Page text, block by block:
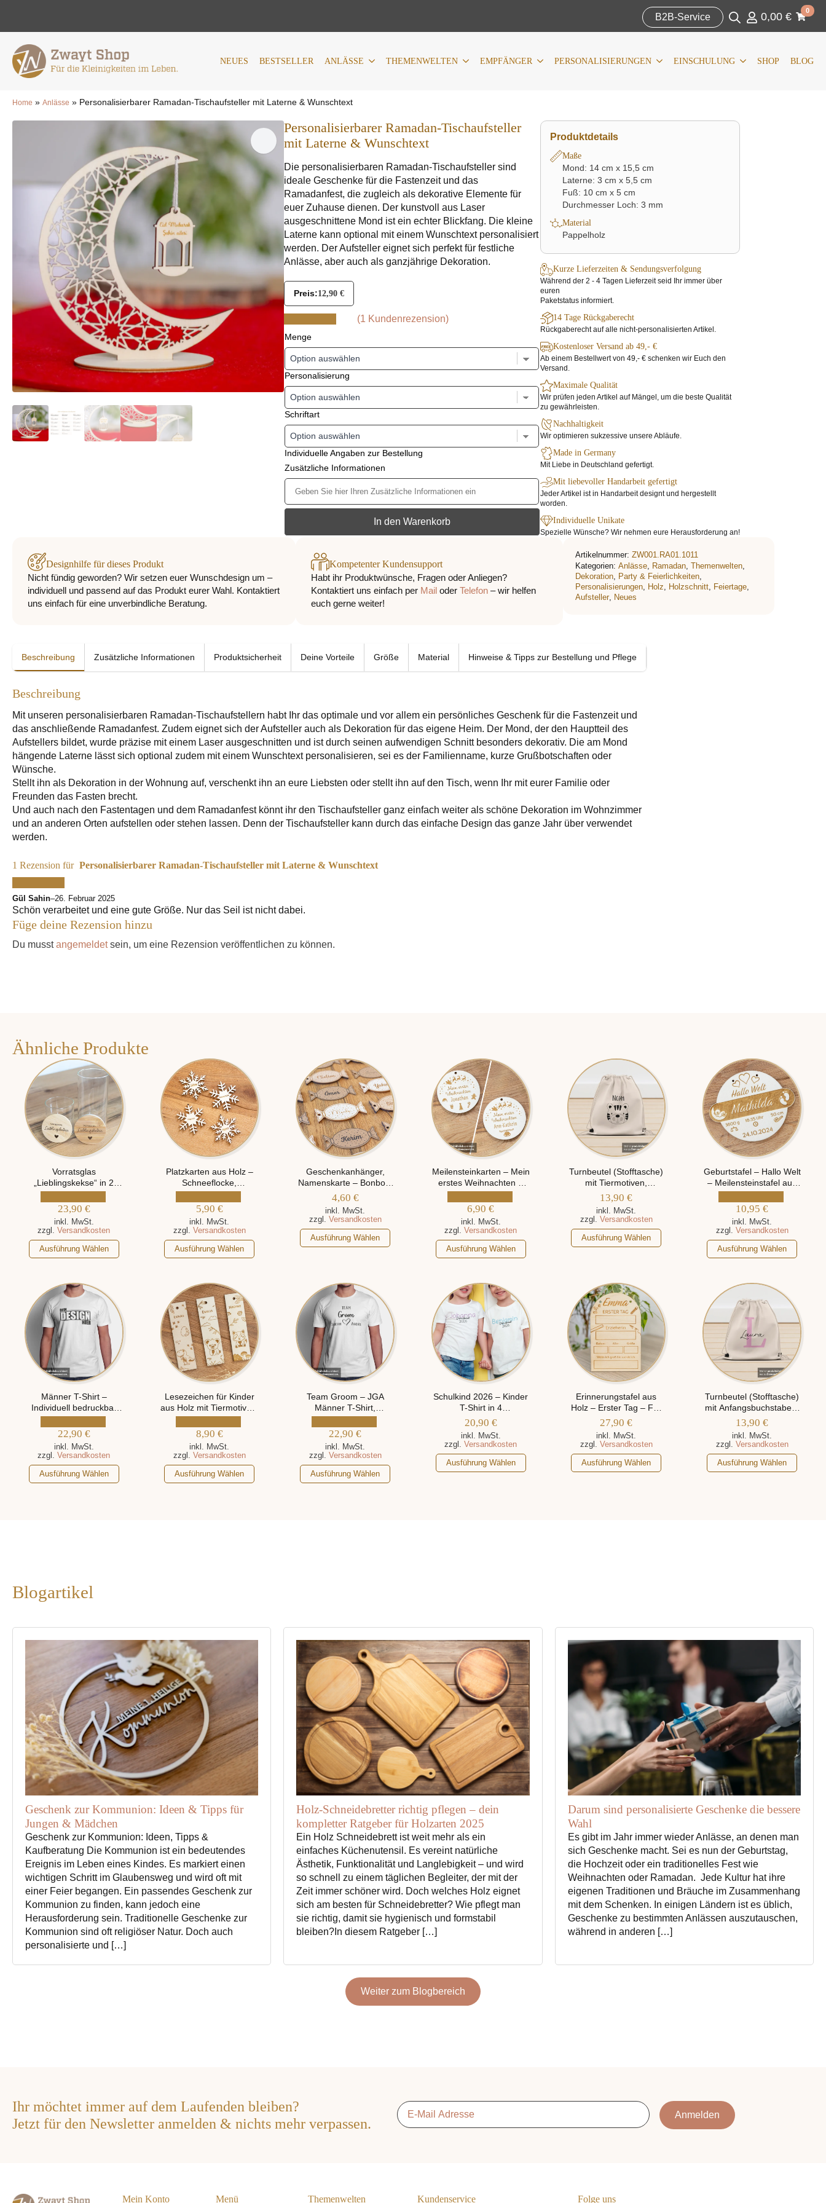
B2B-Service
Search
0,00 € 0
NEUES BESTSELLER ANLÄSSE THEMENWELTEN EMPFÄNGER PERSONALISIERUNGEN EINSCHULUNG SHOP BLOG
for:
KOMMUNION/KONFIRMATION SHOP BLOG
Home » Anlässe » Personalisierbarer Ramadan-Tischaufsteller mit Laterne & Wunschtext
Personalisierbarer Ramadan-Tischaufsteller
mit Laterne & Wunschtext
Die personalisierbaren Ramadan-Tischaufsteller sind
ideale Geschenke für die Fastenzeit und das
Ramadanfest, die zugleich als dekorative Elemente für
euer Zuhause dienen. Der kunstvoll aus Laser
ausgeschnittene Mond ist ein echter Blickfang. Die kleine
Laterne kann optional mit einem Wunschtext personalisiert
werden. Der Aufsteller eignet sich perfekt für festliche
Anlässe, aber auch als ganzjährige Dekoration.
Preis:12,90€
(1 Kundenrezension)
Menge
Personalisierung
Schriftart
Individuelle Angaben zur Bestellung
Zusätzliche Informationen
In den Warenkorb
Produktdetails
Maße
Mond: 14 cm x 15,5 cm
Laterne: 3 cm x 5,5 cm
Fuß: 10 cm x 5 cm
Durchmesser Loch: 3 mm
Material
Pappelholz
Kurze Lieferzeiten & Sendungsverfolgung
Während der 2 - 4 Tagen Lieferzeit seid Ihr immer über
euren
Paketstatus informiert.
14 Tage Rückgaberecht
Rückgaberecht auf alle nicht-personalisierten Artikel.
Kostenloser Versand ab 49,- €
Ab einem Bestellwert von 49,- € schenken wir Euch den
Versand.
Maximale Qualität
Wir prüfen jeden Artikel auf Mängel, um die beste Qualität
zu gewährleisten.
Nachhaltigkeit
Wir optimieren sukzessive unsere Abläufe.
Made in Germany
Mit Liebe in Deutschland gefertigt.
Mit liebevoller Handarbeit gefertigt
Jeder Artikel ist in Handarbeit designt und hergestellt
worden.
Individuelle Unikate
Spezielle Wünsche? Wir nehmen eure Herausforderung an!
Designhilfe für dieses Produkt
Nicht fündig geworden? Wir setzen euer Wunschdesign um –
individuell und passend auf das Produkt eurer Wahl. Kontaktiert
uns einfach für eine unverbindliche Beratung.
Kompetenter Kundensupport
Habt ihr Produktwünsche, Fragen oder Anliegen?
Kontaktiert uns einfach per Mail oderTelefon – wir helfen
euch gerne weiter!
Artikelnummer:ZW001.RA01.1011
Kategorien:Anlässe Ramadan ,Themenwelten
Dekoration Party & Feierlichkeiten
Personalisierungen Holz Holzschnitt Feiertage
Aufsteller Neues
Beschreibung Zusätzliche Informationen Produktsicherheit Deine Vorteile Größe Material Hinweise & Tipps zur Bestellung und Pflege
Beschreibung
Mit unseren personalisierbaren Ramadan-Tischaufstellern habt Ihr das optimale und vor allem ein persönliches Geschenk für die Fastenzeit und
das anschließende Ramadanfest. Zudem eignet sich der Aufsteller auch als Dekoration für das eigene Heim. Der Mond, der den Hauptteil des
Aufstellers bildet, wurde präzise mit einem Laser ausgeschnitten und ist durch seinen aufwendigen Schnitt besonders dekorativ. Die am Mond
hängende Laterne lässt sich optional zudem mit einem Wunschtext personalisieren, sei es der Familienname, kurze Grußbotschaften oder
Wünsche.
Stellt ihn als Dekoration in der Wohnung auf, verschenkt ihn an eure Liebsten oder stellt ihn auf den Tisch, wenn Ihr mit eurer Familie oder
Freunden das Fasten brecht.
Und auch nach den Fastentagen und dem Ramadanfest könnt ihr den Tischaufsteller ganz einfach weiter als schöne Dekoration im Wohnzimmer
und an anderen Orten aufstellen oder stehen lassen. Denn der Tischaufsteller kann durch das einfache Design das ganze Jahr über verwendet
werden.
1 Rezension für Personalisierbarer Ramadan-Tischaufsteller mit Laterne & Wunschtext
Gül Sahin–26. Februar 2025
Schön verarbeitet und eine gute Größe. Nur das Seil ist nicht dabei.
Füge deine Rezension hinzu
Du musstangemeldetsein, um eine Rezension veröffentlichen zu können.
Ähnliche Produkte
Vorratsglas
„Lieblingskekse“ in 2
verschiedenen Größen,
personalisiert mit Namen
23,90 €
inkl. MwSt.
zzgl.Versandkosten
Ausführung Wählen
Dieses
Produkt
mehrere
Varianten
auf.
Die
Optionen
können
auf
Produktseite
gewählt
Platzkarten aus Holz –
Schneeflocke,
personalisiert mit Namen
5,90 €
inkl. MwSt.
zzgl. Versandkosten
Ausführung Wählen
Dieses
Produkt
mehrere
Varianten
auf.
Die
Optionen
können
auf
Produktseite
gewählt
Geschenkanhänger,
Namenskarte – Bonbon,
Personalisiert Mit Namen
4,60 €
inkl. MwSt.
zzgl. Versandkosten
Ausführung Wählen
Dieses
Produkt
Varianten
auf.
Die
Optionen
können
auf
der
Produktseite
gewählt
werden
Meilensteinkarten – Mein
erstes Weihnachten –
mit 2 verschiedenen
Motiven, personalisiert
mit Namen
6,90€
inkl. MwSt.
zzgl.Versandkosten
Ausführung Wählen
Dieses
Produkt
mehrere
Varianten
auf.
Die
Optionen
können
auf
Produktseite
gewählt
werden
Turnbeutel (Stofftasche)
mit Tiermotiven,
personalisiert mit Namen
13,90€
inkl. MwSt.
zzgl. Versandkosten
Ausführung Wählen
Dieses
Produkt
Varianten
auf.
Die
Optionen
können
auf
der
Produktseite
gewählt
werden
Geburtstafel – Hallo Welt
– Meilensteinstafel aus
Holz, personalisiert mit
Namen und
Geburtsdaten
10,95€
inkl. MwSt.
zzgl. Versandkosten
Ausführung Wählen
Dieses
Produkt
mehrere
Varianten
auf.
Die
Optionen
können
auf
Produktseite
gewählt
werden
Männer T-Shirt –
Individuell bedruckbar
mit eigenem Motiv
22,90 €
inkl. MwSt.
zzgl.Versandkosten
Ausführung Wählen
Dieses
Produkt
auf
Lesezeichen für Kinder
aus Holz mit Tiermotiven,
personalisiert mit Name
8,90 €
inkl. MwSt.
zzgl. Versandkosten
Ausführung Wählen
Dieses
Produkt
werden
Team Groom – JGA
Männer T-Shirt,
personalisiert mit Namen
des Hochzeitspaars
22,90€
inkl. MwSt.
zzgl. Versandkosten
Ausführung Wählen
Dieses
Produkt
werden
Schulkind 2026 – Kinder
T-Shirt in 4
verschiedenen Farben,
personalisiert mit Namen
20,90 €
inkl. MwSt.
zzgl.Versandkosten
Ausführung Wählen
Dieses
Produkt
Erinnerungstafel aus
Holz – Erster Tag – Für
Schule und
Kindergarten,
personalisiert mit Namen
27,90€
inkl. MwSt.
zzgl. Versandkosten
Ausführung Wählen
Dieses
Produkt
Turnbeutel (Stofftasche)
mit Anfangsbuchstaben,
personalisiert mit Namen
13,90€
inkl. MwSt.
zzgl. Versandkosten
Ausführung Wählen
Dieses
Produkt
Blogartikel
Geschenk zur Kommunion: Ideen & Tipps für
Jungen & Mädchen
Geschenk zur Kommunion: Ideen, Tipps &
Kaufberatung Die Kommunion ist ein bedeutendes
Ereignis im Leben eines Kindes. Es markiert einen
wichtigen Schritt im Glaubensweg und wird oft mit
einer Feier begangen. Ein passendes Geschenk zur
Kommunion zu finden, kann jedoch eine
Herausforderung sein. Traditionelle Geschenke zur
Kommunion sind oft religiöser Natur. Doch auch
personalisierte und […]
Holz-Schneidebretter richtig pflegen – dein
kompletter Ratgeber für Holzarten 2025
Ein Holz Schneidebrett ist weit mehr als ein
einfaches Küchenutensil. Es vereint natürliche
Ästhetik, Funktionalität und Langlebigkeit – und wird
so schnell zu einem täglichen Begleiter, der mit der
Zeit immer schöner wird. Doch welches Holz eignet
sich am besten für Schneidebretter? Wie pflegt man
sie richtig, damit sie hygienisch und formstabil
bleiben?In diesem Ratgeber […]
Darum sind personalisierte Geschenke die bessere
Wahl
Es gibt im Jahr immer wieder Anlässe, an denen man
sich Geschenke macht. Sei es nun der Geburtstag,
die Hochzeit oder ein traditionelles Fest wie
Weihnachten oder Ramadan. Jede Kultur hat ihre
eigenen Traditionen und Bräuche im Zusammenhang
mit dem Schenken. In einigen Ländern ist es üblich,
Geschenke zu bestimmten Anlässen auszutauschen,
während in anderen […]
Weiter zum Blogbereich
Ihr möchtet immer auf dem Laufenden bleiben?
Jetzt für den Newsletter anmelden & nichts mehr verpassen.
Email
Anmelden
Mein Konto Menü Themenwelten Kundenservice Folge uns